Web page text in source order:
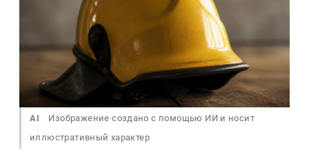
AI
Изображение создано с помощью ИИ и носит
иллюстративный характер